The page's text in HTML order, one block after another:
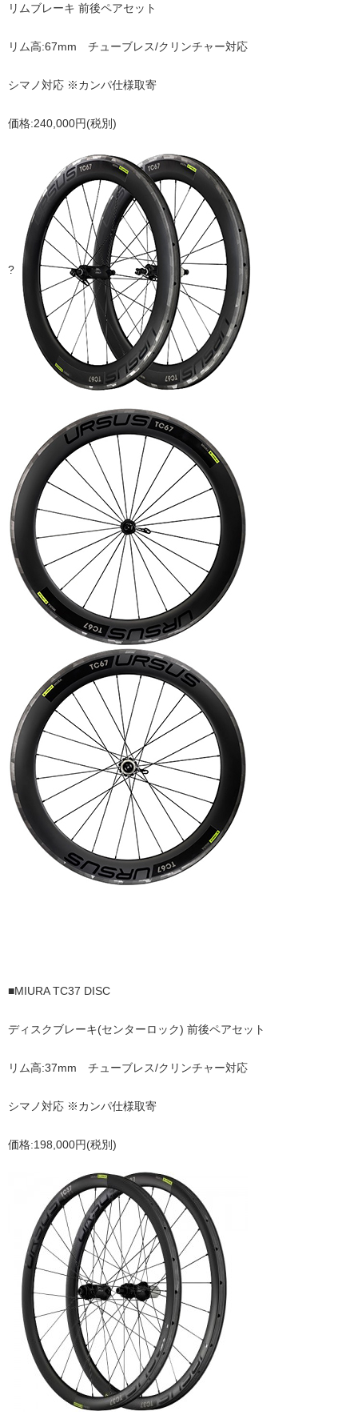
リムブレーキ 前後ペアセット
リム高:67mm チューブレス/クリンチャー対応
シマノ対応 ※カンパ仕様取寄
価格:240,000円(税別)
?
■MIURA TC37 DISC
ディスクブレーキ(センターロック) 前後ペアセット
リム高:37mm チューブレス/クリンチャー対応
シマノ対応 ※カンパ仕様取寄
価格:198,000円(税別)